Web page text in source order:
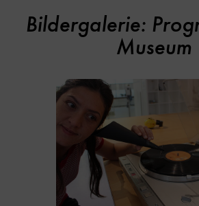
Bildergalerie:
Museum
Inhaltskarussell